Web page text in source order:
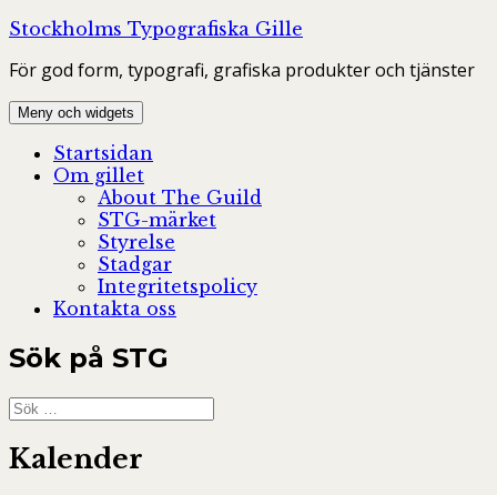
Hoppa
innehåll
Stockholms Typografiska Gille
För god form, typografi, grafiska produkter och tjänster
Meny och widgets
Startsidan
Om gillet
About The Guild
STG-märket
Styrelse
Stadgar
Integritetspolicy
Kontakta oss
Sök på STG
Sök
efter:
Kalender